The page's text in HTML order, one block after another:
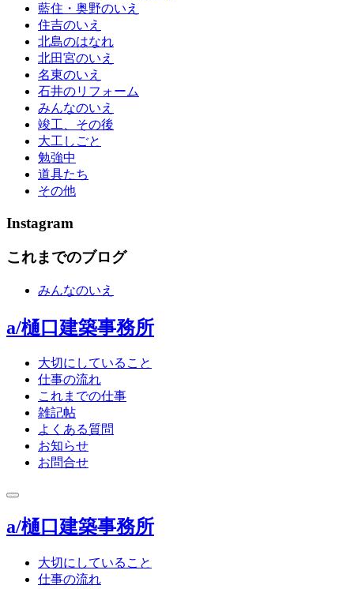
藍住・奥野のいえ
住吉のいえ
北島のはなれ
北田宮のいえ
名東のいえ
石井のリフォーム
みんなのいえ
竣工、その後
大工しごと
勉強中
道具たち
その他
Instagram
これまでのブログ
みんなのいえ
a/樋口建築事務所
大切にしていること
仕事の流れ
これまでの仕事
雑記帖
よくある質問
お知らせ
お問合せ
toggle
a/樋口建築事務所
大切にしていること
仕事の流れ